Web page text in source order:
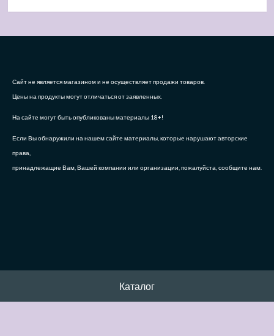
Сайт не является магазином и не осуществляет продажи товаров.
Цены на продукты могут отличаться от заявленных.
На сайте могут быть опубликованы материалы 18+!
Если Вы обнаружили на нашем сайте материалы, которые нарушают авторские
права,
принадлежащие Вам, Вашей компании или организации, пожалуйста, сообщите нам.
Каталог